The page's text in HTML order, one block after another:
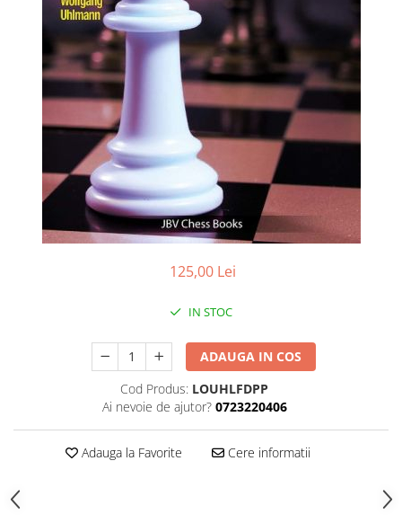
Finaluri
Instruire Generala
Instruire Generala
Lemn De Boxwood
Lemn De Carpen (hornbeam)
Lemn De Sheesham
Piese de sah DGT
Piese De Sah Tematice Din Plastic
Piese sah electronice
Piese sah electronice
Piese Sah Tematice
Piese Sah Tematice Din Metal
Set Sah + Table/backgammon
125,00 Lei
IN STOC
ADAUGA IN COS
Cod Produs: LOUHLFDPP
Ai nevoie de ajutor? 0723220406
Adauga la Favorite Cere informatii